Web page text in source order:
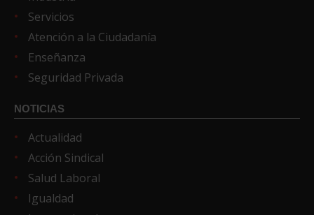
Servicios
Atención a la Ciudadanía
Enseñanza
Seguridad Privada
NOTICIAS
Actualidad
Acción Sindical
Salud Laboral
Igualdad